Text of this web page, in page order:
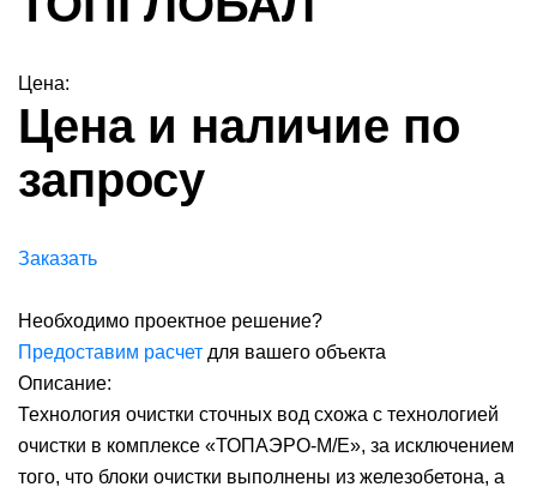
Цена:
Цена и наличие по
запросу
Заказать
Необходимо проектное решение?
Предоставим расчет для вашего объекта
Описание:
Технология очистки сточных вод схожа с технологией
очистки в комплексе «ТОПАЭРО-М/Е», за исключением
того, что блоки очистки выполнены из железобетона, а